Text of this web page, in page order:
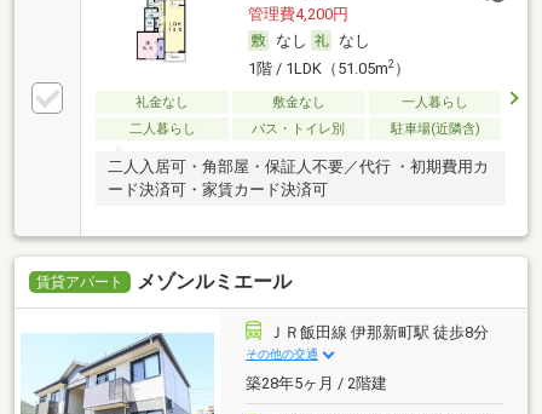
管理費4,200円
なし
なし
1階 / 1LDK（51.05m2）
礼金なし 敷金なし
一人暮らし
二人暮らし
バス・トイレ別 駐車場(近隣含)
二人入居可・角部屋・保証人不要／代行 ・初期費用カ
ード決済可・家賃カード決済可
賃貸アパート メゾンルミエール
ＪＲ飯田線 伊那新町駅 徒歩8分
その他の交通
築28年5ヶ月 / 2階建